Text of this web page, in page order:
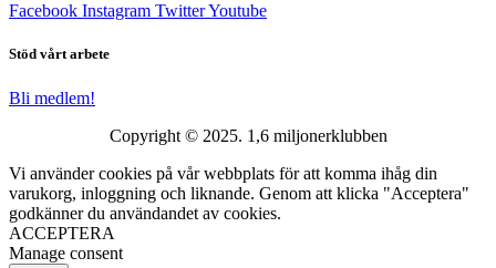
Facebook Instagram TwitterYoutube
Stöd vårt arbete
Bli medlem!
Copyright © 2025. 1,6 miljonerklubben
Vi använder cookies på vår webbplats för att komma ihåg din
varukorg, inloggning och liknande. Genom att klicka "Acceptera"
godkänner du användandet av cookies.
ACCEPTERA
Manage consent